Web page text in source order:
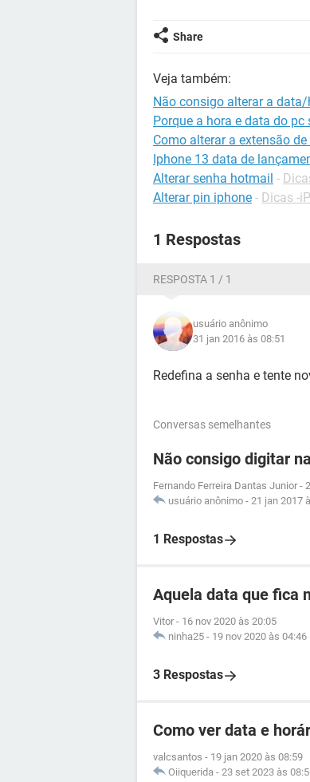
Share
Veja também:
Não consigo alterar a data/
Porque a hora e data do pc
Como alterar a extensão
Iphone 13 data de
Alterar senha hotmail -
Alterar pin iphone - Dicas -
1 Respostas
RESPOSTA 1 / 1
usuário anônimo
31 jan 2016 às 08:51
Redefina a senha e tente
Conversas semelhantes
Não consigo digitar
Fernando Ferreira Dantas Junior -
usuário anônimo - 21 jan 2017
1 Respostas
Aquela data que fica
Vitor - 16 nov 2020 às 20:05
ninha25 - 19 nov 2020 às 04:46
3 Respostas
Como ver data e
valcsantos - 19 jan 2020 às 08:59
Oiiquerida - 23 set 2023 às